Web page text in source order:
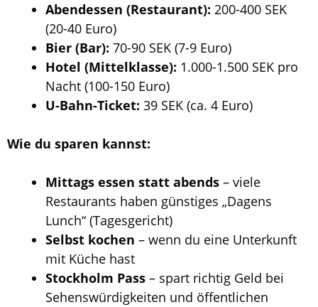
Abendessen (Restaurant): 200-400 SEK
(20-40 Euro)
Bier (Bar): 70-90 SEK (7-9 Euro)
Hotel (Mittelklasse): 1.000-1.500 SEK pro
Nacht (100-150 Euro)
U-Bahn-Ticket: 39 SEK (ca. 4 Euro)
Wie du sparen kannst:
Mittags essen statt abends – viele
Restaurants haben günstiges „Dagens
Lunch“ (Tagesgericht)
Selbst kochen – wenn du eine Unterkunft
mit Küche hast
Stockholm Pass – spart richtig Geld bei
Sehenswürdigkeiten und öffentlichen